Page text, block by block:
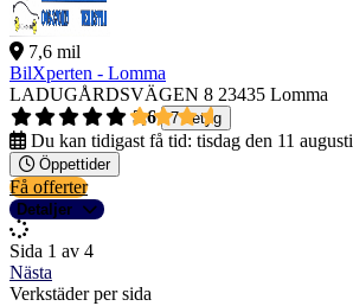
7,6 mil
BilXperten - Lomma
LADUGÅRDSVÄGEN 8 23435 Lomma
3,6
7 betyg
Du kan tidigast få tid: tisdag den 11 augusti
Öppettider
Få offerter
Detaljer
Sida 1 av 4
Nästa
Verkstäder per sida